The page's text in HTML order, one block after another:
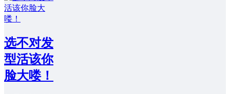
选不对发
型活该你
脸大喽！